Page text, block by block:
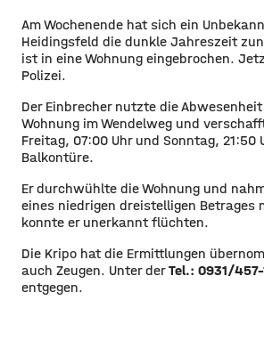
Am Wochenende hat sich ein
Heidingsfeld die dunkle Jahreszeit
ist in eine Wohnung eingebrochen.
Polizei.
​Der Einbrecher nutzte die
Wohnung im Wendelweg und
Freitag, 07:00 Uhr und Sonntag, 21:50
Balkontüre.
​Er durchwühlte die Wohnung und
eines niedrigen dreistelligen Betrages
konnte er unerkannt flüchten.
​Die Kripo hat die Ermittlungen
auch Zeugen. Unter derTel.: 0931/457-
entgegen.